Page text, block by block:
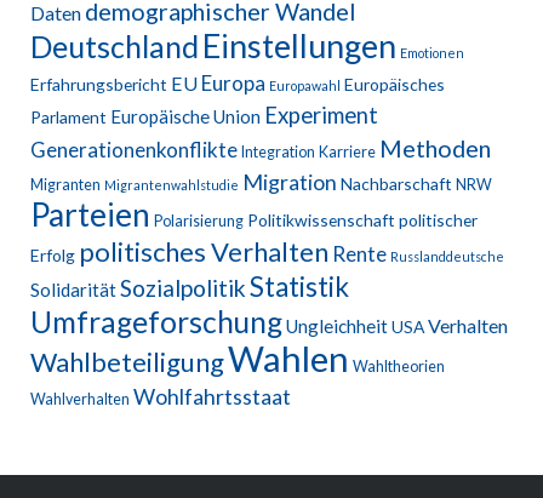
Daten demographischer Wandel
Deutschland Einstellungen Emotionen
Erfahrungsbericht EU Europa Europawahl Europäisches
Parlament Europäische Union Experiment
Generationenkonflikte Integration Karriere Methoden
Migranten Migrantenwahlstudie Migration Nachbarschaft NRW
Parteien Polarisierung Politikwissenschaft politischer
Erfolg politisches Verhalten Rente Russlanddeutsche
SolidaritätSozialpolitikStatistik
UmfrageforschungUngleichheitUSAVerhalten
WahlbeteiligungWahlen Wahltheorien
Wahlverhalten Wohlfahrtsstaat